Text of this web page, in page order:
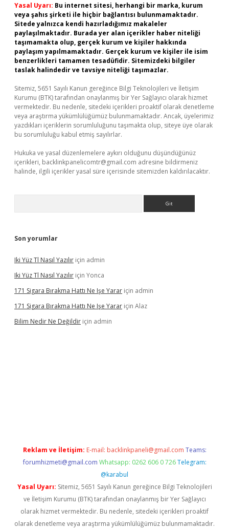
Yasal Uyarı: Bu internet sitesi, herhangi bir marka, kurum
veya şahıs şirketi ile hiçbir bağlantısı bulunmamaktadır.
Sitede yalnızca kendi hazırladığımız makaleler
paylaşılmaktadır. Burada yer alan içerikler haber niteliği
taşımamakta olup, gerçek kurum ve kişiler hakkında
paylaşım yapılmamaktadır. Gerçek kurum ve kişiler ile isim
benzerlikleri tamamen tesadüfidir. Sitemizdeki bilgiler
taslak halindedir ve tavsiye niteliği taşımazlar.
Sitemiz, 5651 Sayılı Kanun gereğince Bilgi Teknolojileri ve İletişim
Kurumu (BTK) tarafından onaylanmış bir Yer Sağlayıcı olarak hizmet
vermektedir. Bu nedenle, sitedeki içerikleri proaktif olarak denetleme
veya araştırma yükümlülüğümüz bulunmamaktadır. Ancak, üyelerimiz
yazdıkları içeriklerin sorumluluğunu taşımakta olup, siteye üye olarak
bu sorumluluğu kabul etmiş sayılırlar.
Hukuka ve yasal düzenlemelere aykırı olduğunu düşündüğünüz
içerikleri, backlinkpanelicomtr@gmail.com adresine bildirmeniz
halinde, ilgili içerikler yasal süre içerisinde sitemizden kaldırılacaktır.
Son yorumlar
Iki Yüz Tl Nasıl Yazılır için admin
Iki Yüz Tl Nasıl Yazılır için Yonca
171 Sigara Bırakma Hattı Ne Işe Yarar için admin
171 Sigara Bırakma Hattı Ne Işe Yarar için Alaz
Bilim Nedir Ne Değildir için admin
Reklam ve İletişim: E-mail: backlinkpaneli@gmail.com Teams:
forumhizmeti@gmail.com Whatsapp: 0262 606 0 726 Telegram:
@karabul
Yasal Uyarı: Sitemiz, 5651 Sayılı Kanun gereğince Bilgi Teknolojileri
ve İletişim Kurumu (BTK) tarafından onaylanmış bir Yer Sağlayıcı
olarak hizmet vermektedir. Bu nedenle, sitedeki içerikleri proaktif
olarak denetleme veya araştırma yükümlülüğümüz bulunmamaktadır.